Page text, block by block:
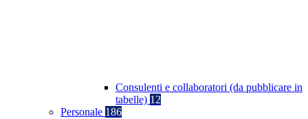
Consulenti e collaboratori (da pubblicare in
tabelle) 12
Personale 186